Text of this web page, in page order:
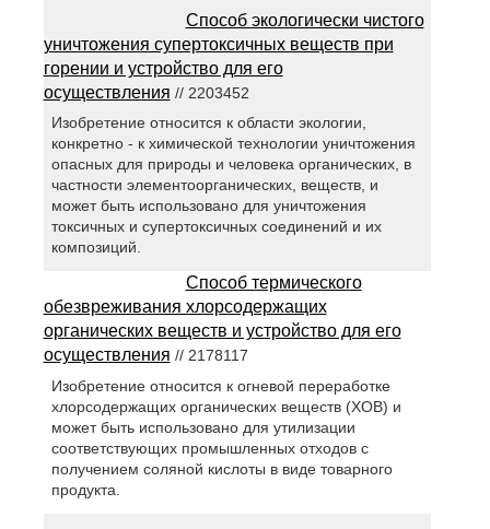
Способ экологически чистого
уничтожения супертоксичных веществ при
горении и устройство для его
осуществления // 2203452
Изобретение относится к области экологии,
конкретно - к химической технологии уничтожения
опасных для природы и человека органических, в
частности элементоорганических, веществ, и
может быть использовано для уничтожения
токсичных и супертоксичных соединений и их
композиций.
Способ термического
обезвреживания хлорсодержащих
органических веществ и устройство для его
осуществления // 2178117
Изобретение относится к огневой переработке
хлорсодержащих органических веществ (ХОВ) и
может быть использовано для утилизации
соответствующих промышленных отходов с
получением соляной кислоты в виде товарного
продукта.